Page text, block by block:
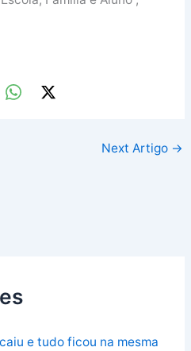
Next Artigo →
e tudo ficou na mesma